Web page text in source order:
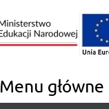
Menu główne